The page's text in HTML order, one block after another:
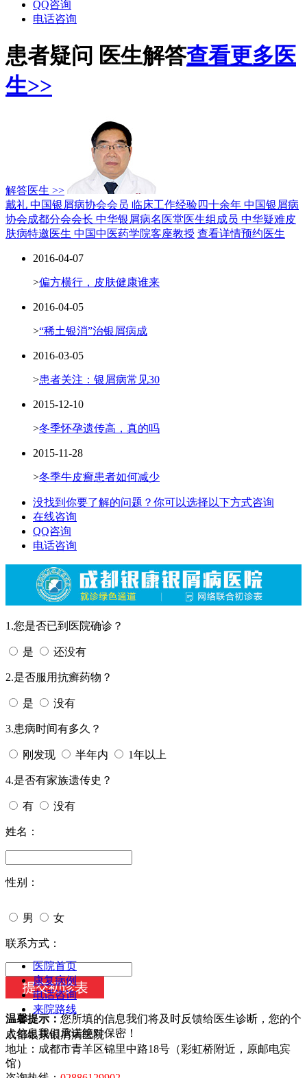
QQ咨询
电话咨询
患者疑问 医生解答查看更多医
生>>
解答医生 >>
戴礼 中国银屑病协会会员 临床工作经验四十余年 中国银屑病
协会成都分会会长 中华银屑病名医堂医生组成员 中华疑难皮
肤病特邀医生 中国中医药学院客座教授 查看详情预约医生
2016-04-07
>偏方横行，皮肤健康谁来
2016-04-05
>“稀土银消”治银屑病成
2016-03-05
>患者关注：银屑病常见30
2015-12-10
>冬季怀孕遗传高，真的吗
2015-11-28
>冬季牛皮癣患者如何减少
没找到你要了解的问题？你可以选择以下方式咨询
在线咨询
QQ咨询
电话咨询
1.您是否已到医院确诊？
是 还没有
2.是否服用抗癣药物？
是 没有
3.患病时间有多久？
刚发现 半年内 1年以上
4.是否有家族遗传史？
有 没有
姓名：
性别：
男 女
今天日期：
联系方式：
温馨提示： 您所填的信息我们将及时反馈给医生诊断，您的个
人信息我们承诺绝对保密！
医院首页
康复病例
电话咨询
来院路线
成都银康银屑病医院
地址：成都市青羊区锦里中路18号（彩虹桥附近，原邮电宾
馆）